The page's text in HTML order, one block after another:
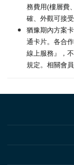
務費用(樓層費
確、外觀可接
猶豫期內方案
通卡片。各合
線上服務』，
規定。相關會